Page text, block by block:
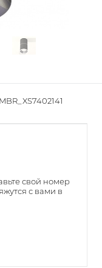
свой номер
с вами в